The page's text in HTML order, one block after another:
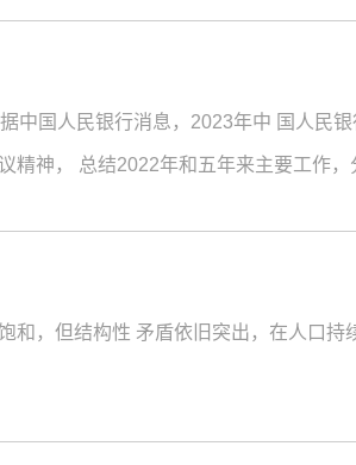
中国人民银行消息，2023年中 国人民
神， 总结2022年和五年来主要工作，
和，但结构性 矛盾依旧突出，在人口持